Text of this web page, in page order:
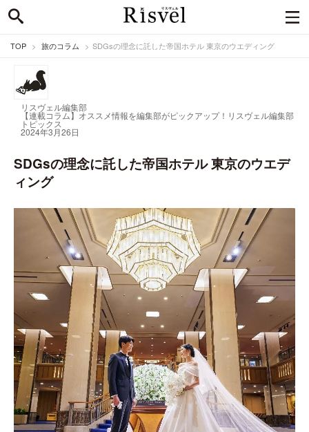
TOP 旅のコラム SDGsの理念に託した帝国ホテル 東京のウエディング
リスヴェル編集部
【連載コラム】オススメ情報を編集部がピックアップ！ リスヴェル編集部
トピックス
2024年3月26日
SDGsの理念に託した帝国ホテル 東京のウエデ
ィング